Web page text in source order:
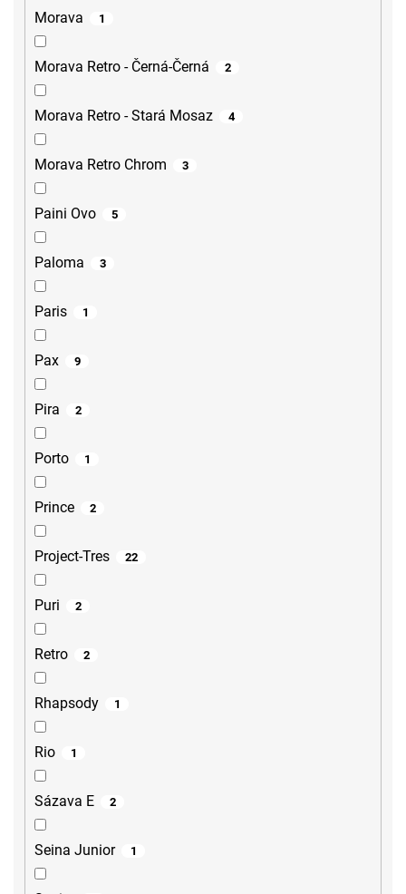
Morava 1
Morava Retro - Černá-Černá 2
Morava Retro - Stará Mosaz 4
Morava Retro Chrom 3
Paini Ovo 5
Paloma 3
Paris 1
Pax 9
Pira 2
Porto 1
Prince 2
Project-Tres 22
Puri 2
Retro 2
Rhapsody 1
Rio 1
Sázava E 2
Seina Junior 1